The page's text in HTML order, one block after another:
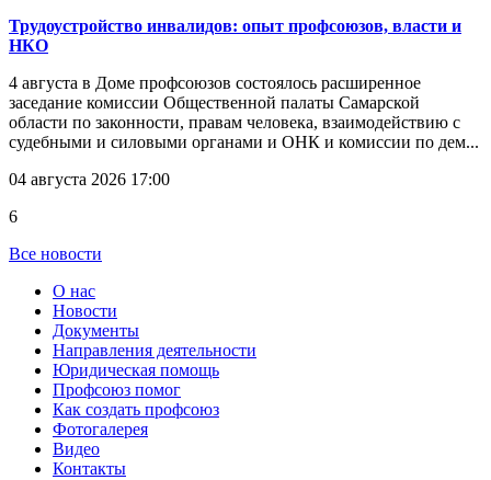
Трудоустройство инвалидов: опыт профсоюзов, власти и
НКО
4 августа в Доме профсоюзов состоялось расширенное
заседание комиссии Общественной палаты Самарской
области по законности, правам человека, взаимодействию с
судебными и силовыми органами и ОНК и комиссии по дем...
04 августа 2026 17:00
6
Все новости
О нас
Новости
Документы
Направления деятельности
Юридическая помощь
Профсоюз помог
Как создать профсоюз
Фотогалерея
Видео
Контакты